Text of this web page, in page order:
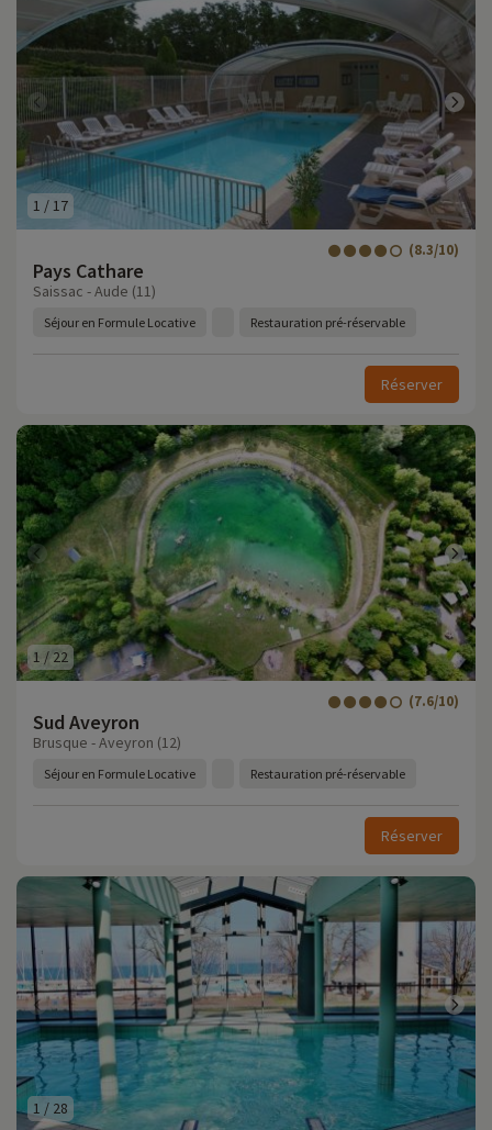
1 / 17
Pays Cathare
(8.3/10)
Saissac - Aude (11)
Séjour en Formule Locative Restauration pré-réservable
Réserver
1 /22
Sud Aveyron
(7.6/10)
Brusque - Aveyron (12)
Séjour en Formule Locative Restauration pré-réservable
Réserver
1 / 28